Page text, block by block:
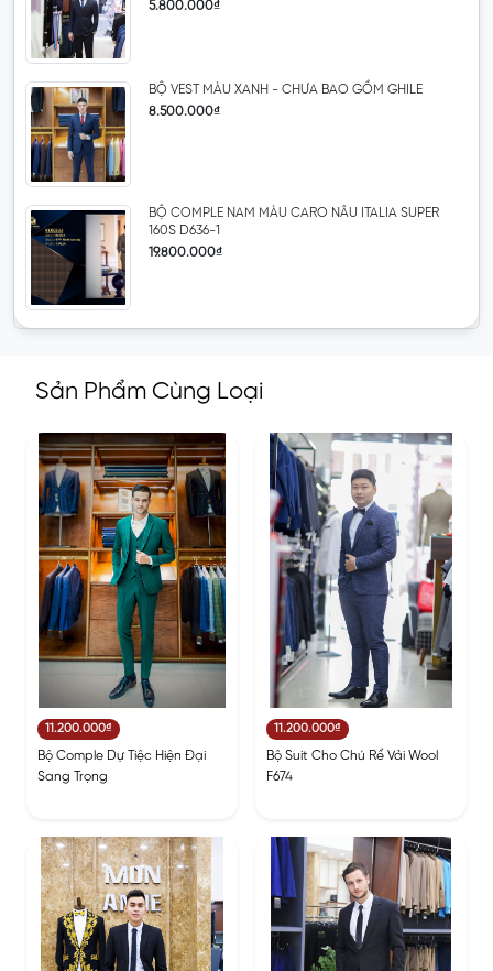
5.800.000₫
BỘ VEST MÀU XANH - CHƯA BAO GỒM GHILE
8.500.000₫
BỘ COMPLE NAM MÀU CARO NÂU ITALIA SUPER
160S D636-1
19.800.000₫
Sản Phẩm Cùng Loại
11.200.000₫
Bộ Comple Dự Tiệc Hiện Đại
Sang Trọng
11.200.000₫
Bộ Suit Cho Chú Rể Vải Wool
F674